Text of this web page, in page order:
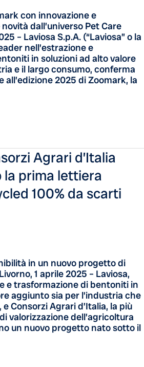
con innovazione e
dall’universo Pet Care
– Laviosa S.p.A. (“Laviosa” o la
nell’estrazione e
in soluzioni ad alto valore
e il largo consumo, conferma
all’edizione 2025 di Zoomark, la
Agrari d’Italia
la prima lettiera
100% da scarti
in un nuovo progetto di
1 aprile 2025 – Laviosa,
e trasformazione di bentoniti in
aggiunto sia per l’industria che
Consorzi Agrari d’Italia, la più
valorizzazione dell’agricoltura
un nuovo progetto nato sotto il